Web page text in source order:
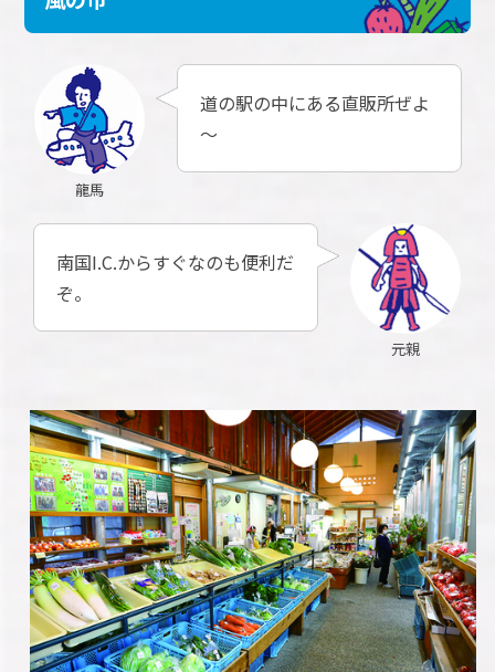
龍馬
道の駅の中にある直販所ぜよ
～
元親
南国I.C.からすぐなのも便利だ
ぞ。